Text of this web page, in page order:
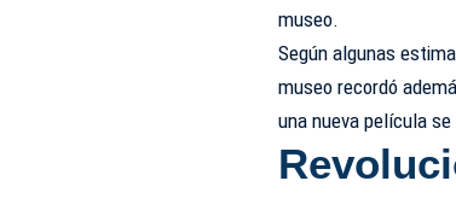
museo.
Según algunas
museo recordó
una nueva película